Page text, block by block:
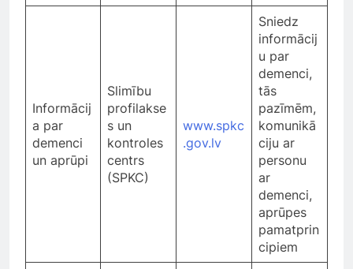
Informācij
a par
demenci
un aprūpi
Slimību
profilakse
s un
kontroles
centrs
(SPKC)
www.spkc
.gov.lv
Sniedz
informācij
u par
demenci,
tās
pazīmēm,
komunikā
ciju ar
personu
ar
demenci,
aprūpes
pamatprin
cipiem